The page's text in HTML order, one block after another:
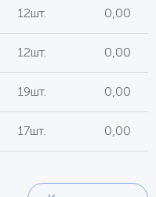
12шт. 0,00
12шт. 0,00
19шт. 0,00
17шт. 0,00